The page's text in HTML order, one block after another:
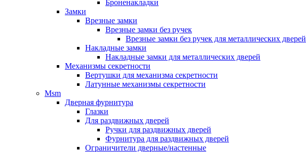
Броненакладки
Замки
Врезные замки
Врезные замки без ручек
Врезные замки без ручек для металлических дверей
Накладные замки
Накладные замки для металлических дверей
Механизмы секретности
Вертушки для механизма секретности
Латунные механизмы секретности
Msm
Дверная фурнитура
Глазки
Для раздвижных дверей
Ручки для раздвижных дверей
Фурнитура для раздвижных дверей
Ограничители дверные/настенные